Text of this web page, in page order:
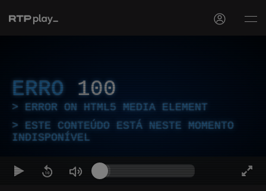
ERRO 100
ERROR ON HTML5 MEDIA ELEMENT
ESTE CONTEÚDO ESTÁ NESTE MOMENTO
INDISPONÍVEL